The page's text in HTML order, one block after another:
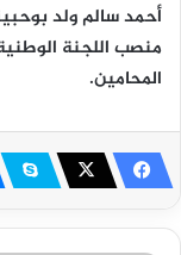
أحمد سالم ولد
منصب اللجنة
المحامين.